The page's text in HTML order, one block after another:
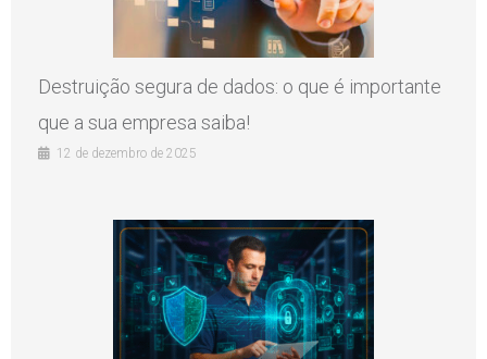
Destruição segura de dados: o que é importante
que a sua empresa saiba!
12 de dezembro de 2025